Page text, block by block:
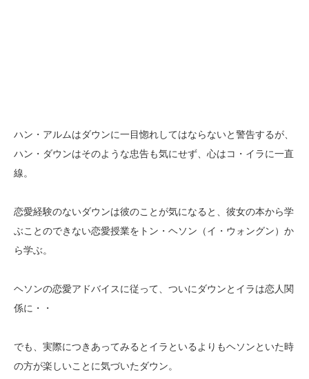
ハン・アルムはダウンに一目惚れしてはならないと警告するが、
ハン・ダウンはそのような忠告も気にせず、心はコ・イラに一直
線。
恋愛経験のないダウンは彼のことが気になると、彼女の本から学
ぶことのできない恋愛授業をトン・ヘソン（イ・ウォングン）か
ら学ぶ。
ヘソンの恋愛アドバイスに従って、ついにダウンとイラは恋人関
係に・・
でも、実際につきあってみるとイラといるよりもヘソンといた時
の方が楽しいことに気づいたダウン。